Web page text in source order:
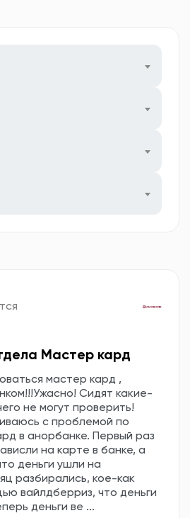
Мастер кард
мастер кард ,
Сидят какие-
не могут проверить!
с проблемой по
в анорбанке. Первый раз
на карте в банке, а
деньги ушли на
разбирались, кое-как
вайлдберриз, что деньги
деньги ве ...